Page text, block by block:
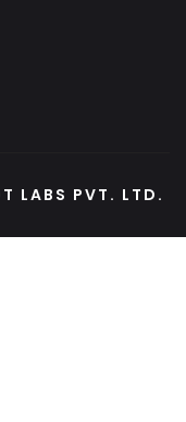
LABS PVT. LTD.